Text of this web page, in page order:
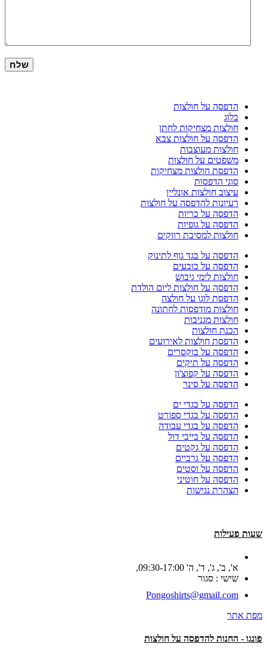
הדפסה על חולצות
בלוג
חולצות מצחיקות לחתן
הדפסה על חולצות צבא
חולצות מעוצבות
משפטים על חולצות
הדפסת חולצות מצחיקות
סוגי הדפסות
עיצוב חולצות אונליין
רעיונות להדפסה על חולצות
הדפסה על כריות
הדפסה על גופיות
חולצות למסיבת רווקים
הדפסה על בגד גוף לתינוק
הדפסה על כובעים
חולצות לימי גיבוש
הדפסה על חולצות ליום הולדת
הדפסת לוגו על חולצה
חולצות מודפסות לחתונה
חולצות מגניבות
הכנת חולצות
הדפסת חולצות לאירועים
הדפסה על בוקסרים
הדפסה על תיקים
הדפסה על קפוצ'ון
הדפסה על סינר
הדפסה על בגדי ים
הדפסה על בגדי ספורט
הדפסה על בגדי עבודה
הדפסה על בייבי דול
הדפסה על גקטים
הדפסה על גרביים
הדפסה על וסטים
הדפסה על חוטיני
הצהרת נגישות
שעות פעילות
א', ב', ג', ד', ה' 09:30-17:00,
שישי : סגור
Pongoshirts@gmail.com
מפת אתר
פונגו - החנות להדפסה על חולצות